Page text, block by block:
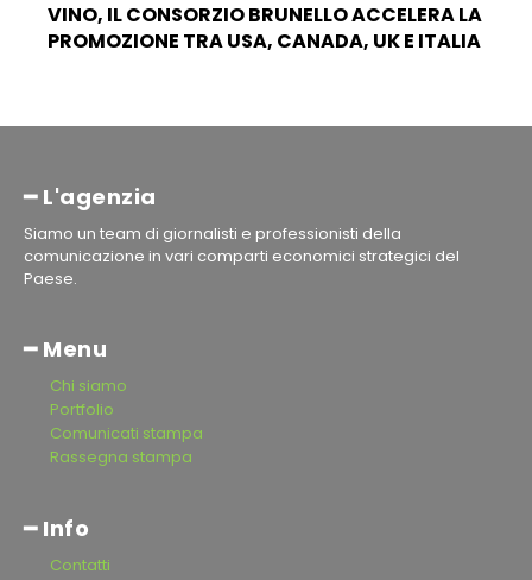
VINO, IL CONSORZIO BRUNELLO ACCELERA LA
PROMOZIONE TRA USA, CANADA, UK E ITALIA
━ L'agenzia
Siamo un team di giornalisti e professionisti della
comunicazione in vari comparti economici strategici del
Paese.
━ Menu
Chi siamo
Portfolio
Comunicati stampa
Rassegna stampa
━ Info
Contatti